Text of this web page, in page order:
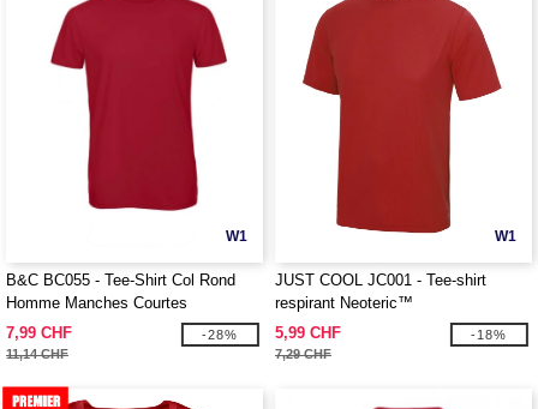
W1
B&C BC055 - Tee-Shirt Col Rond
Homme Manches Courtes
7,99 CHF
11,14 CHF
-28%
W1
JUST COOL JC001 - Tee-shirt
respirant Neoteric™
5,99 CHF
7,29 CHF
-18%